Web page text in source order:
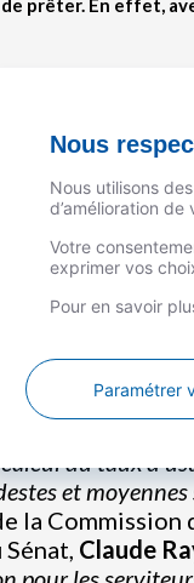
prêter. En effet,
du
Alexandre, a
et des
Logement,
du taux
et
la Commission
Claude
Nous
Nous utilisons
d’amélioration
Votre
exprimer vos
Pour en savoir
Paramétrer